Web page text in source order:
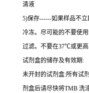
清液
5)保存------如果样品不
冷冻。尽可能的不要使
过滤。不要在37℃或更高
试剂盒的储存及有效期:
未开封的试剂盒:所有试
剂盒后请尽快将TMB 洗